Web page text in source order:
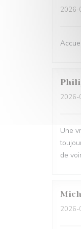
2026-
2026-
Une
de
2026-